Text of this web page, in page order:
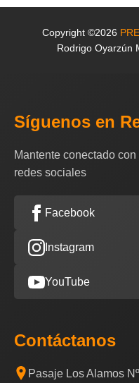
Copyright ©2026
Rodrigo Oyarzún
Síguenos en
Mantente conectado
redes sociales
Facebook
Instagram
YouTube
Contáctanos
Pasaje Los Alamos